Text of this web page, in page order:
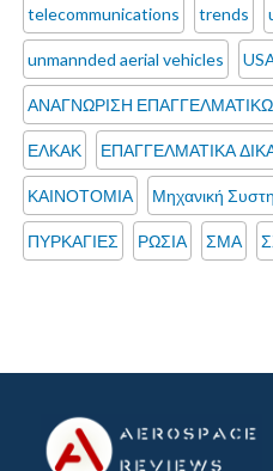
telecommunications trends
unmannded aerial vehicles
ΑΝΑΓΝΩΡΙΣΗ
ΕΛΚΑΚ ΕΠΑΓΓΕΛΜΑΤΙΚΑ
ΚΑΙΝΟΤΟΜΙΑ Μηχανική
ΠΥΡΚΑΓΙΕΣ ΡΩΣΙΑ ΣΜΑ